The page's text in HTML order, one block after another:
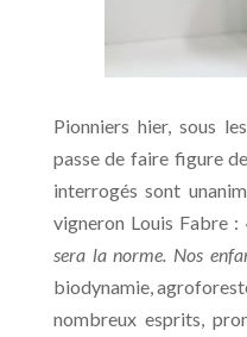
Pionniers hier, sous
passe de faire figure
interrogés sont
vigneron Louis Fabre :
sera la norme. Nos
biodynamie,
nombreux esprits,